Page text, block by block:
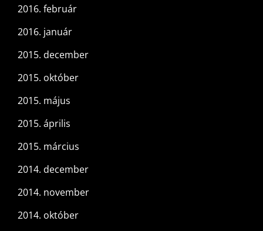
2016. február
2016. január
2015. december
2015. október
2015. május
2015. április
2015. március
2014. december
2014. november
2014. október